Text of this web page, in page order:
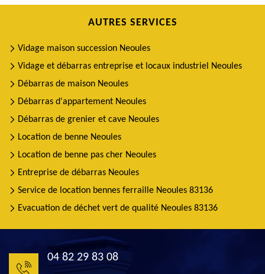
AUTRES SERVICES
Vidage maison succession Neoules
Vidage et débarras entreprise et locaux industriel Neoules
Débarras de maison Neoules
Débarras d'appartement Neoules
Débarras de grenier et cave Neoules
Location de benne Neoules
Location de benne pas cher Neoules
Entreprise de débarras Neoules
Service de location bennes ferraille Neoules 83136
Evacuation de déchet vert de qualité Neoules 83136
04 82 29 83 08